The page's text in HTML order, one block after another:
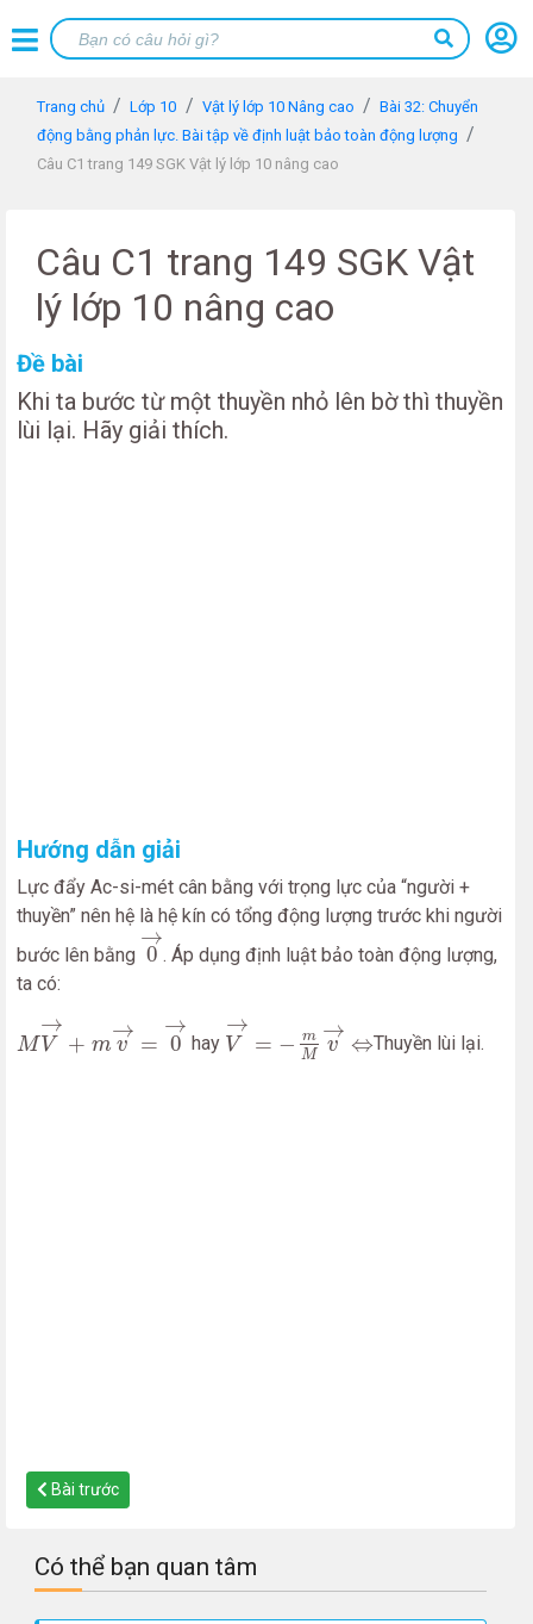
Trang chủ Lớp 10 Vật lý lớp 10 Nâng cao
Bài 32: Chuyển
động bằng phản lực. Bài tập về định luật bảo toàn động lượng
Câu C1 trang 149 SGK Vật lý lớp 10 nâng cao
Câu C1 trang 149 SGK Vật
lý lớp 10 nâng cao
Đề bài
Khi ta bước từ một thuyền nhỏ lên bờ thì thuyền
lùi lại. Hãy giải thích.
Hướng dẫn giải
Lực đẩy Ac-si-mét cân bằng với trọng lực của “người +
thuyền” nên hệ là hệ kín có tổng động lượng trước khi người
bước lên bằng
→
0
0→
. Áp dụng định luật bảo toàn động lượng,
ta có:
M
→
V + m
→
v =
→
0
V→ → →
hay
→
V = − m
M
→
v ⇔
V→ →
Thuyền lùi lại.
Bài trước
Có thể bạn quan tâm